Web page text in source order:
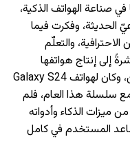
الهواتف الذكية،
الحديثة، وفكرت فيما
والتعلّم
إلى إنتاج هواتفها
الجديدة استناداً على هذا الأساس المتين، وكان لهواتف Galaxy S24
سلسلة هذا العام، فلم
يخل حتى هاتفها الأساسي Galaxy S25 من ميزات الذكاء وأدواته
المستخدم في كامل